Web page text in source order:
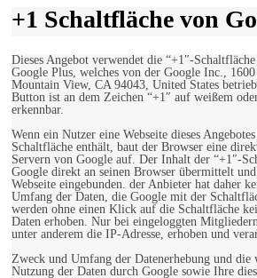
+1 Schaltfläche von
Dieses Angebot verwendet die “+1″-
Google Plus, welches von der Google Inc.,
Mountain View, CA 94043, United States
Button ist an dem Zeichen “+1″ auf weißem
erkennbar.
Wenn ein Nutzer eine Webseite dieses
Schaltfläche enthält, baut der Browser eine
Servern von Google auf. Der Inhalt der “+1″-
Google direkt an seinen Browser übermittelt
Webseite eingebunden. der Anbieter hat daher
Umfang der Daten, die Google mit der
werden ohne einen Klick auf die Schaltfläche
Daten erhoben. Nur bei eingeloggten
unter anderem die IP-Adresse, erhoben und
Zweck und Umfang der Datenerhebung und die
Nutzung der Daten durch Google sowie Ihre